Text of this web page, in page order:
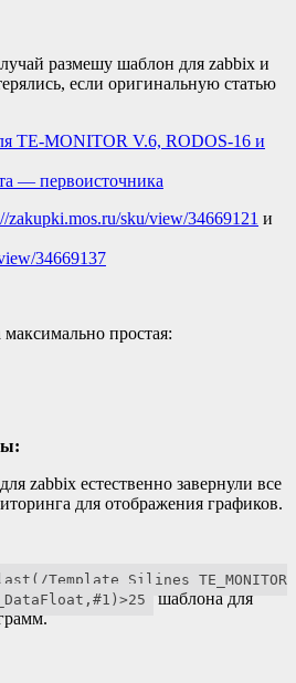
размешу шаблон для zabbix и
если оригинальную статью
TE-MONITOR V.6, RODOS-16 и
— первоисточника
zakupki.mos.ru/sku/view/34669121 и
34669137
простая:
zabbix естественно завернули все
для отображения графиков.
last(/Template Silines TE_MONITOR
шаблона для